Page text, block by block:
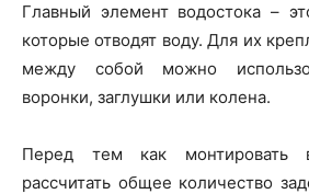
Главный элемент водостока –
которые отводят воду. Для их
между собой можно
воронки, заглушки или колена.
Перед тем как монтировать
рассчитать общее количество